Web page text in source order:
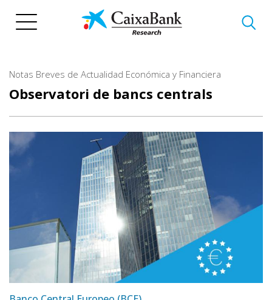
Notas Breves de Actualidad Económica y Financiera
Observatori de bancs centrals